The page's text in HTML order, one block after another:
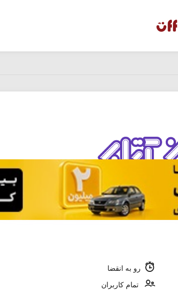
رو به انقضا
تمام کاربران